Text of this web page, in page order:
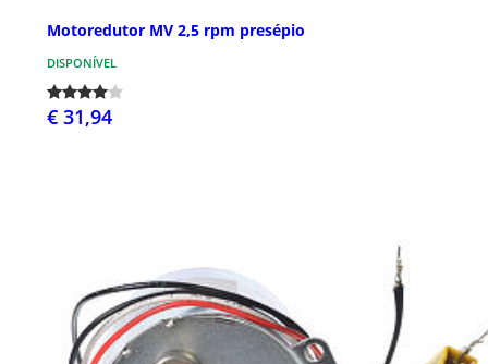
Motoredutor MV 2,5 rpm presépio
DISPONÍVEL
€ 31,94